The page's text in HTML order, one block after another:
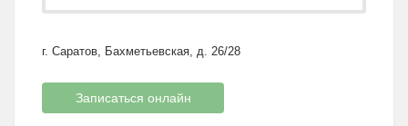
г. Саратов, Бахметьевская, д. 26/28
Записаться онлайн